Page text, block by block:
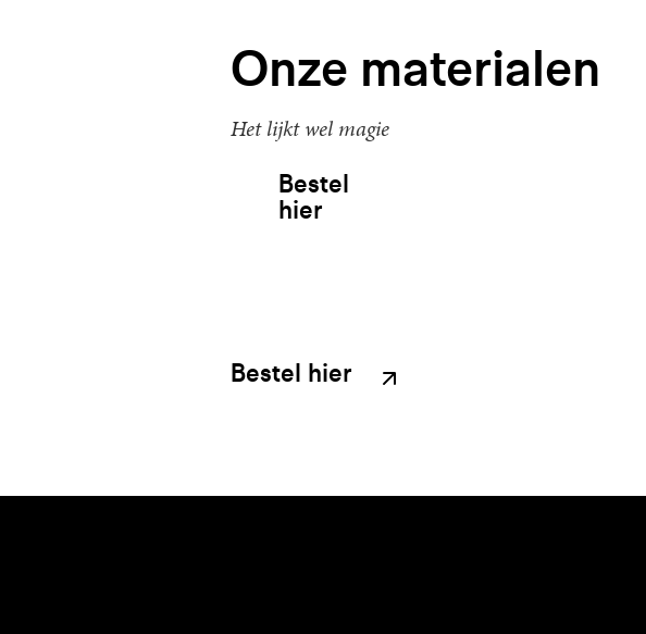
Onze materialen
Het lijkt wel magie
Bestel
hier
Bestel hier